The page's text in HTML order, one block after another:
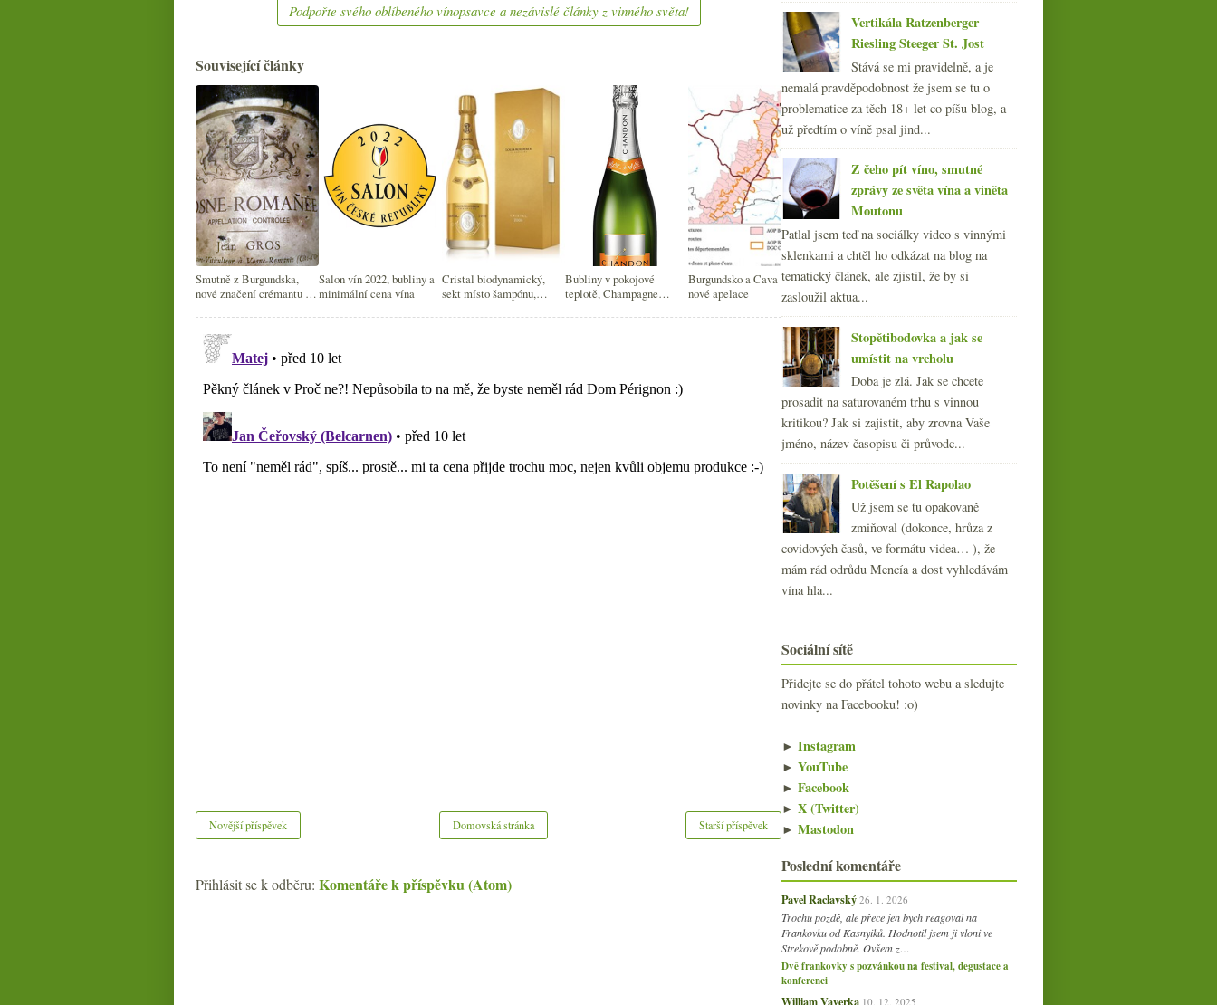
Podpořte svého oblíbeného vínopsavce a nezávislé články z vinného světa!
Související články
Smutně z Burgundska,
nové značení crémantu a
Salon vín 2022, bubliny a
minimální cena vína
Cristal biodynamický,
sekt místo šampónu,
Bubliny v pokojové
teplotě, Champagne
dobrá a nejvíce rosé v ČR
Burgundsko a Cava mají
nové apelace
Anglické víno na vzestupu
Novější příspěvek Starší příspěvek
Domovská stránka
Přihlásit se k odběru: Komentáře k příspěvku (Atom)
Vertikála Ratzenberger
Riesling Steeger St. Jost
Stává se mi pravidelně, a je
nemalá pravděpodobnost že jsem se tu o
problematice za těch 18+ let co píšu blog, a
už předtím o víně psal jind...
Z čeho pít víno, smutné
zprávy ze světa vína a viněta
Moutonu
Patlal jsem teď na sociálky video s vinnými
sklenkami a chtěl ho odkázat na blog na
tematický článek, ale zjistil, že by si
zasloužil aktua...
Stopětibodovka a jak se
umístit na vrcholu
Doba je zlá. Jak se chcete
prosadit na saturovaném trhu s vinnou
kritikou? Jak si zajistit, aby zrovna Vaše
jméno, název časopisu či průvodc...
Potěšení s El Rapolao
Už jsem se tu opakovaně
zmiňoval (dokonce, hrůza z
covidových časů, ve formátu videa… ), že
mám rád odrůdu Mencía a dost vyhledávám
vína hla...
Sociální sítě
Přidejte se do přátel tohoto webu a sledujte
novinky na Facebooku! :o)
► Instagram
► YouTube
► Facebook
► X (Twitter)
► Mastodon
Poslední komentáře
Pavel Raclavský 26. 1. 2026
Trochu pozdě, ale přece jen bych reagoval na
Frankovku od Kasnyiků. Hodnotil jsem ji vloni ve
Strekově podobně. Ovšem z…
Dvě frankovky s pozvánkou na festival, degustace a
konferenci
William Vaverka 10. 12. 2025